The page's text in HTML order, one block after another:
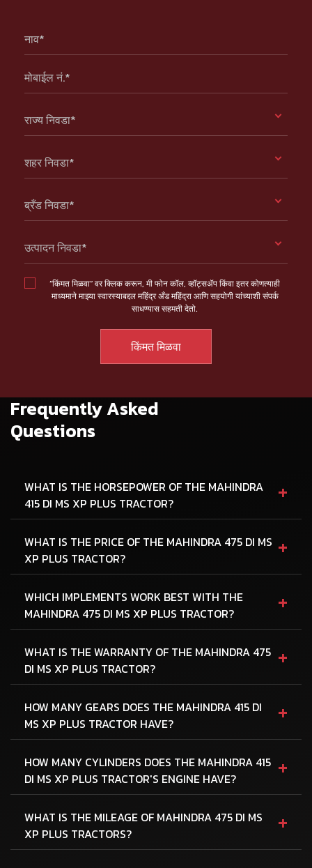
नाव*
मोबाईल नं.*
राज्य निवडा*
शहर निवडा*
ब्रँड निवडा*
उत्पादन निवडा*
“किंमत मिळवा” वर क्लिक करून, मी फोन कॉल, व्हॉट्सॲप किंवा इतर कोणत्याही
माध्यमाने माझ्या स्वारस्याबद्दल महिंद्र अँड महिंद्रा आणि सहयोगी यांच्याशी संपर्क
साधण्यास सहमती देतो.
Frequently Asked
Questions
WHAT IS THE HORSEPOWER OF THE MAHINDRA
415 DI MS XP PLUS TRACTOR?
+
WHAT IS THE PRICE OF THE MAHINDRA 475 DI MS
XP PLUS TRACTOR?
+
WHICH IMPLEMENTS WORK BEST WITH THE
MAHINDRA 475 DI MS XP PLUS TRACTOR?
+
WHAT IS THE WARRANTY OF THE MAHINDRA 475
DI MS XP PLUS TRACTOR?
+
HOW MANY GEARS DOES THE MAHINDRA 415 DI
MS XP PLUS TRACTOR HAVE?
+
HOW MANY CYLINDERS DOES THE MAHINDRA 415
DI MS XP PLUS TRACTOR'S ENGINE HAVE?
+
WHAT IS THE MILEAGE OF MAHINDRA 475 DI MS
XP PLUS TRACTORS?
+